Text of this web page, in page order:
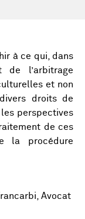
à ce qui, dans
l’arbitrage
et non
droits de
perspectives
de ces
la procédure
Avocat